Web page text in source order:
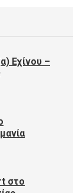
Εχίνου –
στο